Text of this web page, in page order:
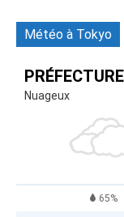
Météo à Tokyo
Nuageux
65%